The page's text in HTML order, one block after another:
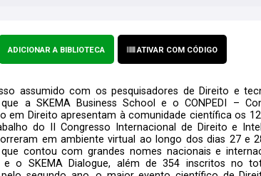
ADICIONAR A BIBLIOTECA ATIVAR COM CÓDIGO
assumido com os pesquisadores de Direito e
a SKEMA Business School e o CONPEDI –
em Direito apresentam à comunidade científica os
do II Congresso Internacional de Direito e
em ambiente virtual ao longo dos dias 27 e
contou com grandes nomes nacionais e
o SKEMA Dialogue, além de 354 inscritos no